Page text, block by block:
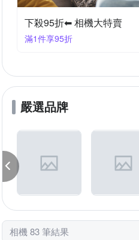
下殺95折⬅︎ 相機大特賣
滿1件享95折
嚴選品牌
相機 83 筆結果